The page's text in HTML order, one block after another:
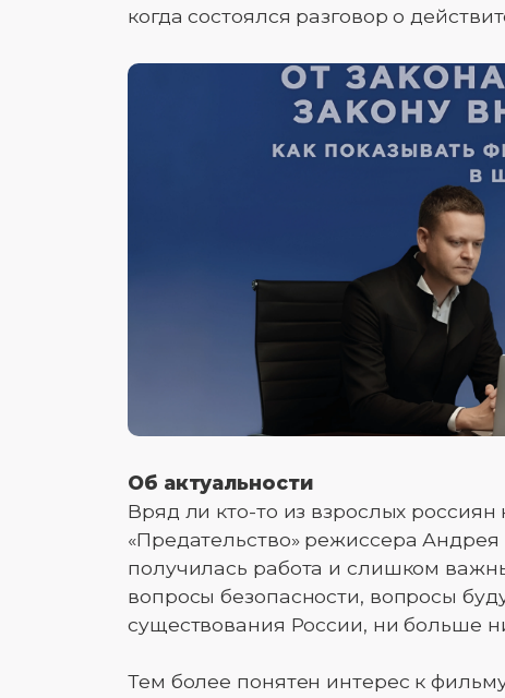
когда состоялся разговор о
Об актуальности
Вряд ли кто-то из взрослых
«Предательство» режиссера
получилась работа и слишком
вопросы безопасности, вопросы
существования России, ни больше
Тем более понятен интерес к